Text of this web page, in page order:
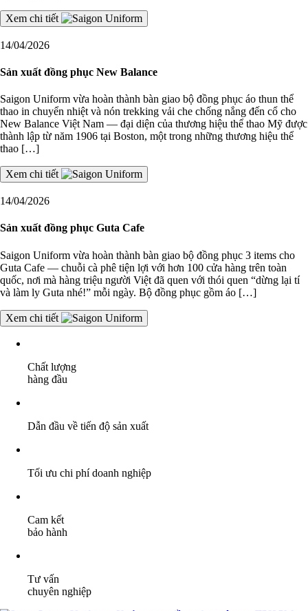
Xem chi tiết
14/04/2026
Sản xuất đồng phục New Balance
Saigon Uniform vừa hoàn thành bàn giao bộ đồng phục áo thun thể
thao in chuyển nhiệt và nón trekking vải che chống nắng đến cổ cho
New Balance Việt Nam — đại diện của thương hiệu thể thao Mỹ được
thành lập từ năm 1906 tại Boston, một trong những thương hiệu thể
thao […]
Xem chi tiết
14/04/2026
Sản xuất đồng phục Guta Cafe
Saigon Uniform vừa hoàn thành bàn giao bộ đồng phục 3 items cho
Guta Cafe — chuỗi cà phê tiện lợi với hơn 100 cửa hàng trên toàn
quốc, nơi mà hàng triệu người Việt đã quen với thói quen “dừng lại tí
và làm ly Guta nhé!” mỗi ngày. Bộ đồng phục gồm áo […]
Xem chi tiết
Chất lượng
hàng đầu
Dẫn đầu về tiến độ sản xuất
Tối ưu chi phí doanh nghiệp
Cam kết
bảo hành
Tư vấn
chuyên nghiệp